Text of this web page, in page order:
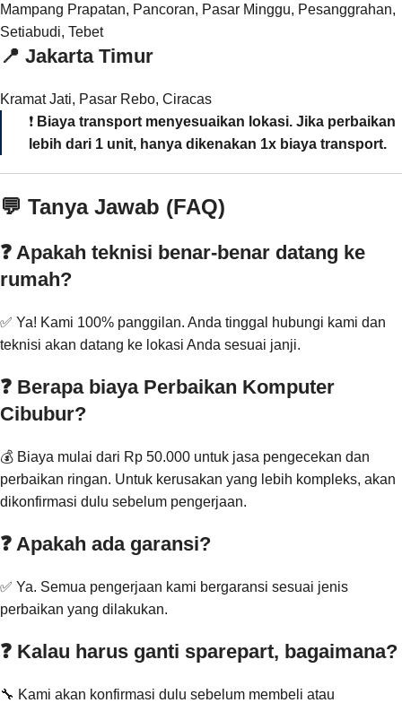
Mampang Prapatan, Pancoran, Pasar Minggu, Pesanggrahan,
Setiabudi, Tebet
📍 Jakarta Timur
Kramat Jati, Pasar Rebo, Ciracas
❗ Biaya transport menyesuaikan lokasi. Jika perbaikan
lebih dari 1 unit, hanya dikenakan 1x biaya transport.
💬 Tanya Jawab (FAQ)
❓ Apakah teknisi benar-benar datang ke
rumah?
✅ Ya! Kami 100% panggilan. Anda tinggal hubungi kami dan
teknisi akan datang ke lokasi Anda sesuai janji.
❓ Berapa biaya Perbaikan Komputer
Cibubur?
💰 Biaya mulai dari Rp 50.000 untuk jasa pengecekan dan
perbaikan ringan. Untuk kerusakan yang lebih kompleks, akan
dikonfirmasi dulu sebelum pengerjaan.
❓ Apakah ada garansi?
✅ Ya. Semua pengerjaan kami bergaransi sesuai jenis
perbaikan yang dilakukan.
❓ Kalau harus ganti sparepart, bagaimana?
🔧 Kami akan konfirmasi dulu sebelum membeli atau